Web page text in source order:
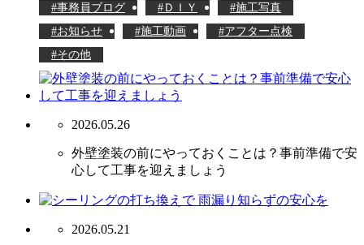
事務員ブログ
ＤＩＹ
施工写真
お知らせ
施工動画
アフター点検
その他
2026.05.26
外壁塗装の前にやっておくことは？事前準備で安
心して工事を迎えましょう
2026.05.21